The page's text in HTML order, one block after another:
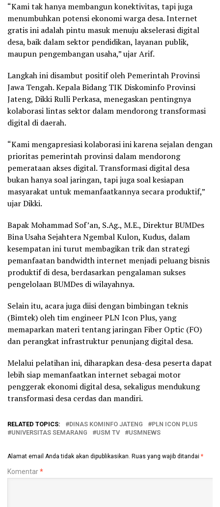
“Kami tak hanya membangun konektivitas, tapi juga
menumbuhkan potensi ekonomi warga desa. Internet
gratis ini adalah pintu masuk menuju akselerasi digital
desa, baik dalam sektor pendidikan, layanan publik,
maupun pengembangan usaha,” ujar Arif.
Langkah ini disambut positif oleh Pemerintah Provinsi
Jawa Tengah. Kepala Bidang TIK Diskominfo Provinsi
Jateng, Dikki Rulli Perkasa, menegaskan pentingnya
kolaborasi lintas sektor dalam mendorong transformasi
digital di daerah.
“Kami mengapresiasi kolaborasi ini karena sejalan dengan
prioritas pemerintah provinsi dalam mendorong
pemerataan akses digital. Transformasi digital desa
bukan hanya soal jaringan, tapi juga soal kesiapan
masyarakat untuk memanfaatkannya secara produktif,”
ujar Dikki.
Bapak Mohammad Sof’an, S.Ag., M.E., Direktur BUMDes
Bina Usaha Sejahtera Ngembal Kulon, Kudus, dalam
kesempatan ini turut membagikan trik dan strategi
pemanfaatan bandwidth internet menjadi peluang bisnis
produktif di desa, berdasarkan pengalaman sukses
pengelolaan BUMDes di wilayahnya.
Selain itu, acara juga diisi dengan bimbingan teknis
(Bimtek) oleh tim engineer PLN Icon Plus, yang
memaparkan materi tentang jaringan Fiber Optic (FO)
dan perangkat infrastruktur penunjang digital desa.
Melalui pelatihan ini, diharapkan desa-desa peserta dapat
lebih siap memanfaatkan internet sebagai motor
penggerak ekonomi digital desa, sekaligus mendukung
transformasi desa cerdas dan mandiri.
RELATED TOPICS: DINAS KOMINFO JATENG
PLN ICON PLUS
UNIVERSITAS SEMARANG
USM TV USMNEWS
Alamat email Anda tidak akan dipublikasikan. Ruas yang wajib ditandai *
Komentar*